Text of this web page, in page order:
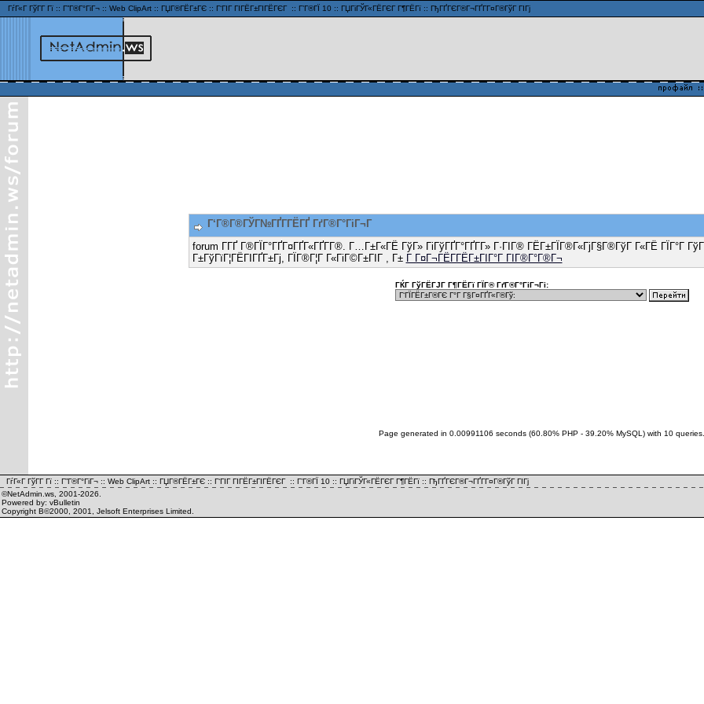
ГѓГ«Г ГўГ­Г Гї :: Г”Г®Г°ГіГ¬ :: Web ClipArt :: ГЏГ®ГЁГ±ГЄ :: Г‘ГІГ ГІГЁГ±ГІГЁГЄГ :: Г’Г®ГЇ 10 :: ГЏГіГЎГ«ГЁГЄГ Г¶ГЁГї :: ГђГҐГЄГ®Г¬ГҐГ­Г¤Г®ГўГ ГІГј
Г‘Г®Г®ГЎГ№ГҐГ­ГЁГҐ ГґГ®Г°ГіГ¬Г
forum Г­ГҐ Г®ГЇГ°ГҐГ¤ГҐГ«ГҐГ­Г®. Г…Г±Г«ГЁ ГўГ» ГіГўГҐГ°ГҐГ­Г» Г·ГІГ® ГЁГ±ГЇГ®Г«ГјГ§Г®ГўГ Г«ГЁ ГЇГ°Г
Г±ГўГїГ¦ГЁГІГҐГ±Гј, ГЇГ®Г¦Г Г«ГіГ©Г±ГІГ , Г± Г Г¤Г¬ГЁГ­ГЁГ±ГІГ°Г ГІГ®Г°Г®Г¬
ГЌГ ГўГЁГЈГ Г¶ГЁГї ГЇГ® ГґГ®Г°ГіГ¬Гі:
Page generated in 0.00991106 seconds (60.80% PHP - 39.20% MySQL) with 10 queries.
ГѓГ«Г ГўГ­Г Гї :: Г”Г®Г°ГіГ¬ :: Web ClipArt :: ГЏГ®ГЁГ±ГЄ :: Г‘ГІГ ГІГЁГ±ГІГЁГЄГ :: Г’Г®ГЇ 10 :: ГЏГіГЎГ«ГЁГЄГ Г¶ГЁГї :: ГђГҐГЄГ®Г¬ГҐГ­Г¤Г®ГўГ ГІГј
©NetAdmin.ws, 2001-2026.
Powered by: vBulletin
Copyright В©2000, 2001, Jelsoft Enterprises Limited.